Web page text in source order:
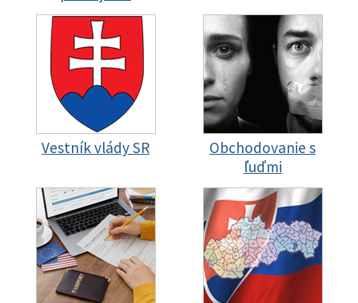
Vestník vlády SR
Obchodovanie s
ľuďmi